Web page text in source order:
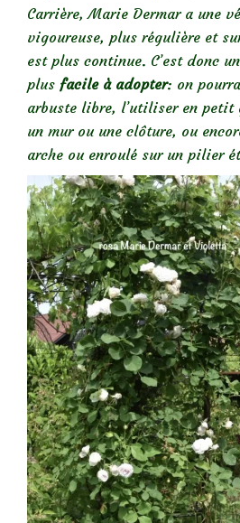
Carrière, Marie Dermar a une
vigoureuse, plus régulière et
est plus continue. C’est donc
plus facile à adopter: on
arbuste libre, l’utiliser en petit
un mur ou une clôture, ou
arche ou enroulé sur un pilier